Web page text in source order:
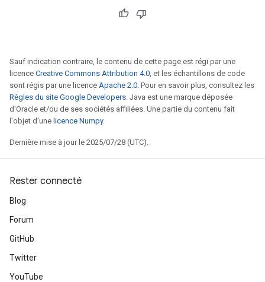
Sauf indication contraire, le contenu de cette page est régi par une
licence Creative Commons Attribution 4.0, et les échantillons de code
sont régis par une licence Apache 2.0. Pour en savoir plus, consultez les
Règles du site Google Developers. Java est une marque déposée
d'Oracle et/ou de ses sociétés affiliées. Une partie du contenu fait
l'objet d'une licence Numpy.
Dernière mise à jour le 2025/07/28 (UTC).
Rester connecté
Blog
Forum
GitHub
Twitter
YouTube